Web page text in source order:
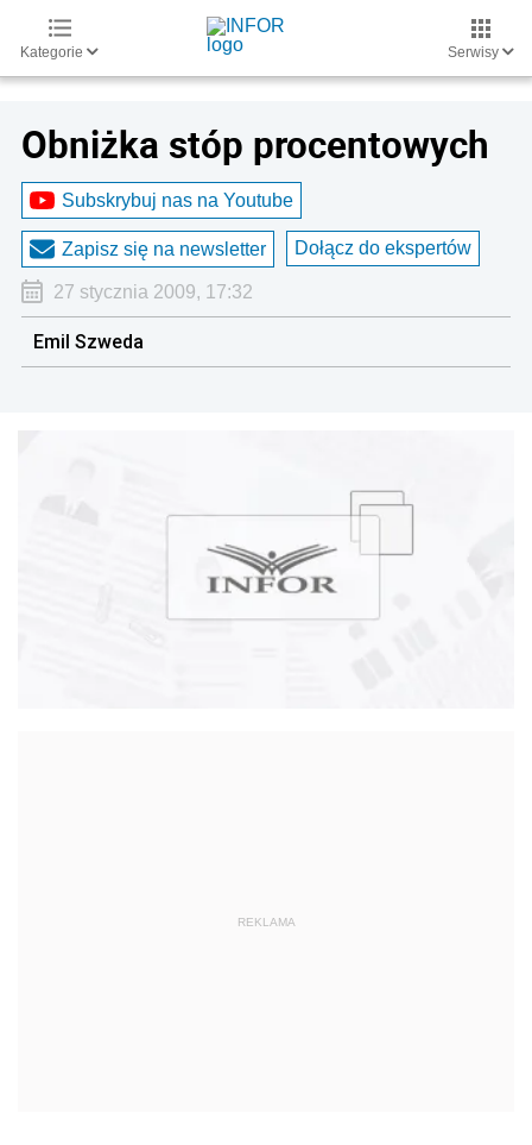
Kategorie Serwisy
Obniżka stóp procentowych
Subskrybuj nas na Youtube
Zapisz się na newsletter Dołącz do ekspertów
27 stycznia 2009, 17:32
Emil Szweda